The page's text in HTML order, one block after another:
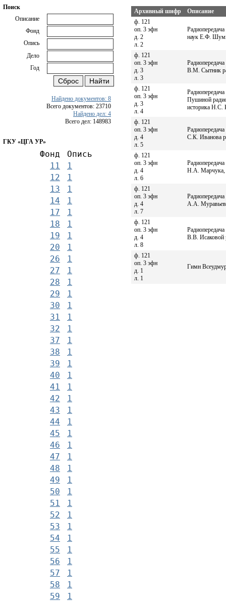
Поиск
Описание
Фонд
Опись
Дело
Год
Найдено документов: 8
Всего документов: 23710
Найдено дел: 4
Всего дел: 148983
ГКУ «ЦГА УР»
Фонд
Опись
11
1
12
1
13
1
14
1
17
1
18
1
19
1
20
1
26
1
27
1
28
1
29
1
30
1
31
1
32
1
37
1
38
1
39
1
40
1
41
1
42
1
43
1
44
1
45
1
46
1
47
1
48
1
49
1
50
1
51
1
52
1
53
1
54
1
55
1
56
1
57
1
58
1
59
1
Архивный шифр
Описание
ф. 121
оп. 3 эфн
д. 2
л. 2
наук Е.Ф.
ф. 121
оп. 3 эфн
д. 3
л. 3
В.М. Сытник
ф. 121
оп. 3 эфн
д. 3
л. 4
Пушиной
историка Н.С.
ф. 121
оп. 3 эфн
д. 4
л. 5
С.К. Иванова
ф. 121
оп. 3 эфн
д. 4
л. 6
Н.А. Марчука,
ф. 121
оп. 3 эфн
д. 4
л. 7
А.А.
ф. 121
оп. 3 эфн
д. 4
л. 8
В.В. Исаковой
ф. 121
оп. 3 эфн
д. 1
л. 1
Гимн